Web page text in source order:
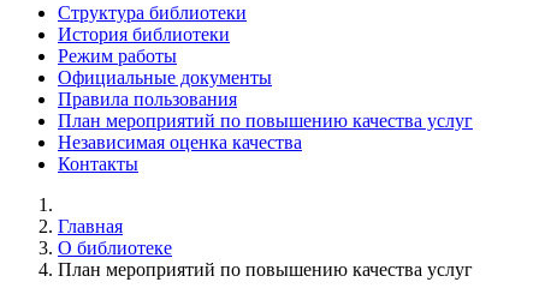
Структура библиотеки
История библиотеки
Режим работы
Официальные документы
Правила пользования
План мероприятий по повышению качества услуг
Независимая оценка качества
Контакты
Главная
О библиотеке
План мероприятий по повышению качества услуг